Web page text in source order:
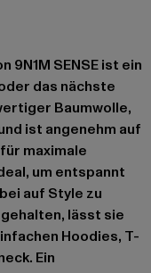
9N1M SENSE ist ein
das nächste
Baumwolle,
ist angenehm auf
maximale
um entspannt
auf Style zu
lässt sie
Hoodies, T-
Ein